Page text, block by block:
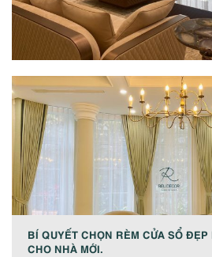
BÍ QUYẾT CHỌN RÈM CỬA SỔ
CHO NHÀ MỚI.